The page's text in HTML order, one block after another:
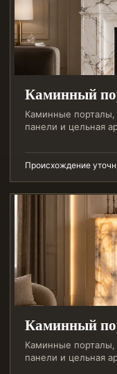
Каминный
Каминные порталы,
панели и цельная
Происхождение
Каминный
Каминные порталы,
панели и цельная